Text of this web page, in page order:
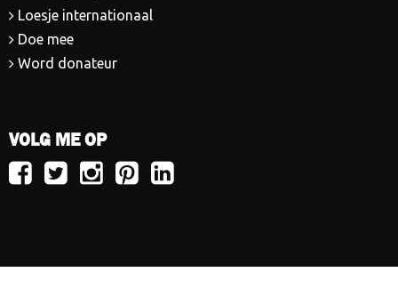
Loesje internationaal
Doe mee
Word donateur
VOLG ME OP
VolgVolgVolgVolgVolg